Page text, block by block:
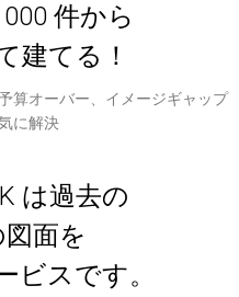
件から
建てる！
算オーバー、イメージギャップ
に解決
は過去の
面を
ビスです。